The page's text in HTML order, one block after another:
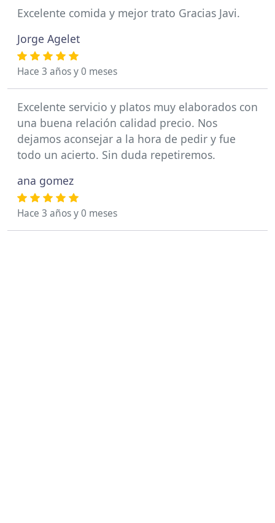
Excelente comida y mejor trato Gracias Javi.
Jorge Agelet
Hace 3 años y 0 meses
Excelente servicio y platos muy elaborados con
una buena relación calidad precio. Nos
dejamos aconsejar a la hora de pedir y fue
todo un acierto. Sin duda repetiremos.
ana gomez
Hace 3 años y 0 meses